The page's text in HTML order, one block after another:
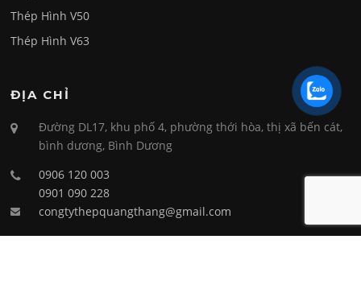
Thép Hình V50
Thép Hình V63
ĐỊA CHỈ
Đường DL17, khu phố 4, phường thới hòa, thị xã bến cát,
bình dương, Bình Dương
0906 120 003
0901 090 228
congtythepquangthang@gmail.com